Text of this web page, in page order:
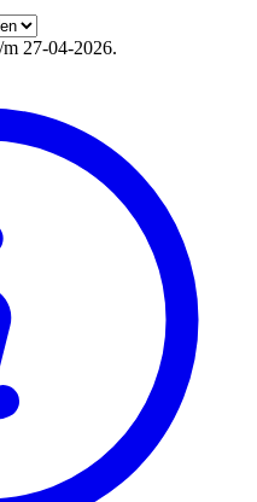
27-04-2026.